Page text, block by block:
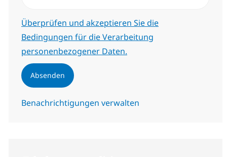
Erforderlich
Überprüfen und akzeptieren Sie die
Bedingungen für die Verarbeitung
personenbezogener Daten.
Absenden
Benachrichtigungen verwalten